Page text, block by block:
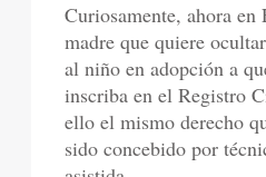
Curiosamente, ahora en
madre que quiere
al niño en adopción a
inscriba en el Registro
ello el mismo derecho
sido concebido por